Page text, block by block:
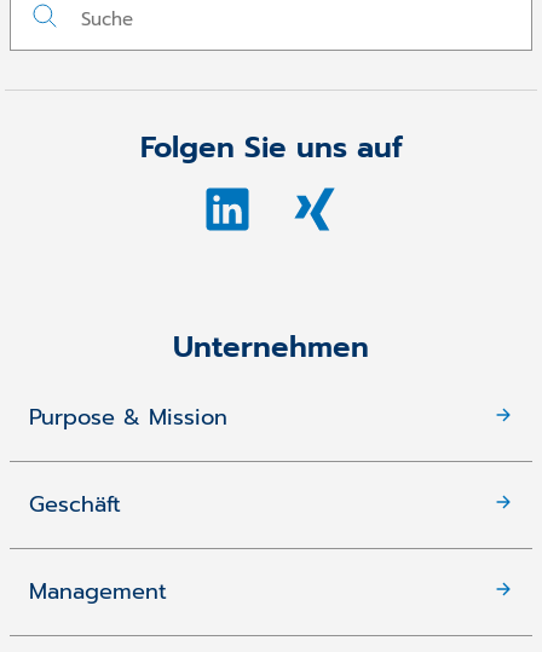
Folgen Sie uns auf
Unternehmen
Purpose & Mission
Geschäft
Management